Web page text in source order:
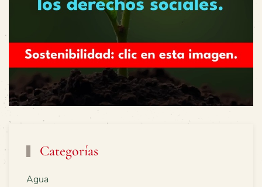
Categorías
Agua